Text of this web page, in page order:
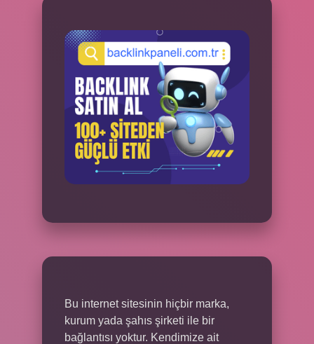
Bu internet sitesinin hiçbir marka,
kurum yada şahıs şirketi ile bir
bağlantısı yoktur. Kendimize ait